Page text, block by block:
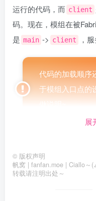
运行的代码，而 client
码。现在，模组在被
是 main -> client ，
代码的加载顺序
于模组入口点的
做说明~
server ，Fabric只是迎
main 和 server
两个
展
© 版权声明
帆窝 | fanfan.moe | Ciallo
转载请注明出处～